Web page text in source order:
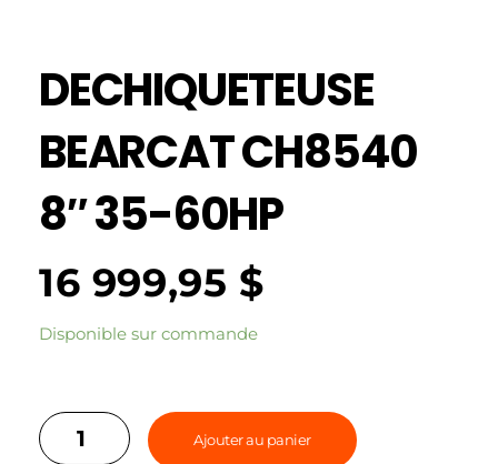
DECHIQUETEUSE
BEARCAT CH8540
8″ 35-60HP
16 999,95 $
Disponible sur commande
Ajouter au panier